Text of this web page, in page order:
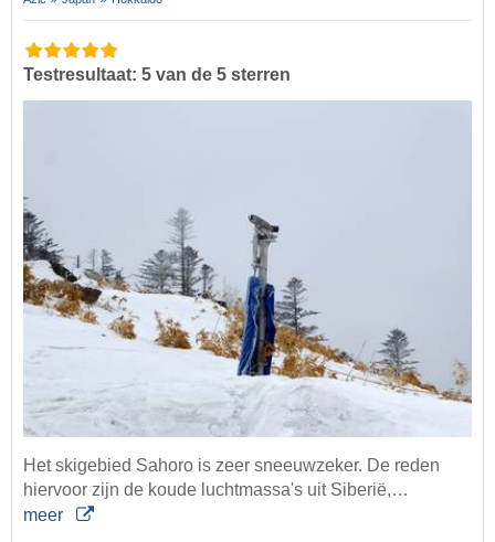
Testresultaat: 5 van de 5 sterren
Het skigebied Sahoro is zeer sneeuwzeker. De reden
hiervoor zijn de koude luchtmassa's uit Siberië,…
meer